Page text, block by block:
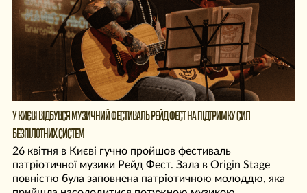
У КИЄВІ ВІДБУВСЯ МУЗИЧНИЙ ФЕСТИВАЛЬ РЕЙД ФЕСТ НА ПІДТРИМКУ СИЛ
БЕЗПІЛОТНИХ СИСТЕМ
26 квітня в Києві гучно пройшов фестиваль
патріотичної музики Рейд Фест. Зала в Origin Stage
повністю була заповнена патріотичною молоддю, яка